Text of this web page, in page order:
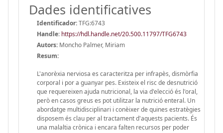
Dades identificatives
Identificador:TFG:6743
Handle: https://hdl.handle.net/20.500.11797/TFG6743
Autors: Moncho Palmer, Miriam
Resum:
L'anorèxia nerviosa es caracteritza per infrapès, dismòrfia
corporal i por a guanyar pes. Existeix el risc de desnutrició
que requereixen ajuda nutricional, la via d'elecció és l'oral,
però en casos greus es pot utilitzar la nutrició enteral. Un
abordatge multidisciplinari i conèixer de quines estratègies
disposem és clau per al tractament d'aquests pacients. És
una malaltia crònica i encara falten recursos per poder